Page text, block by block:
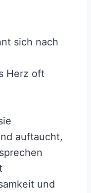
sich nach
Herz oft
auftaucht,
und